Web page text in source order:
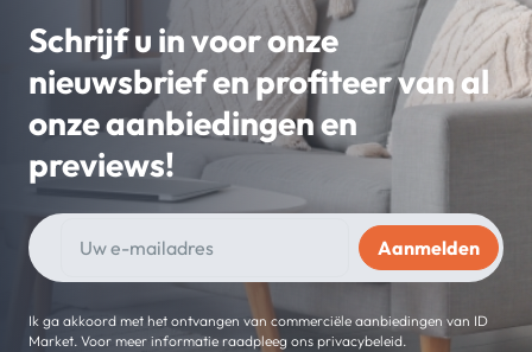
Schrijf u in voor onze
nieuwsbrief en profiteer van al
onze aanbiedingen en
previews!
Ik ga akkoord met het ontvangen van commerciële aanbiedingen van ID
Market. Voor meer informatie raadpleeg ons privacybeleid.